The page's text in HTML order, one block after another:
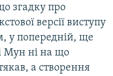
згадку про
версії виступу
у попередній, ще
Мун ні на що
а створення